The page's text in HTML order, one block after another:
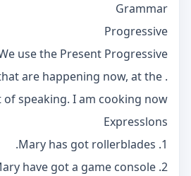
Grammar
Progressive
use the Present Progressive:
are happening now, at the
speaking. I am cooking now.
Expresslons
1. Mary has got rollerblades.
2. Harry and Mary have got a game console.